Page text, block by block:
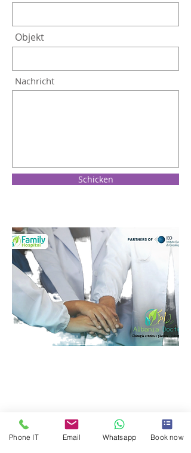
Objekt
Nachricht
Schicken
Phone IT Email Whatsapp Book now